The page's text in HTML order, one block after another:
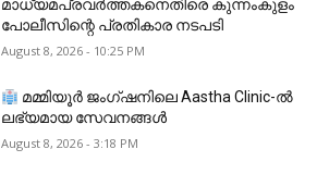
മാധ്യമപ്രവർത്തകനെതിരെ കുന്നംകുളം
പോലീസിന്റെ പ്രതികാര നടപടി
August 8, 2026 - 10:25 PM
മമ്മിയൂർ ജംഗ്ഷനിലെ Aastha Clinic-ൽ
ലഭ്യമായ സേവനങ്ങൾ
August 8, 2026 - 3:18 PM